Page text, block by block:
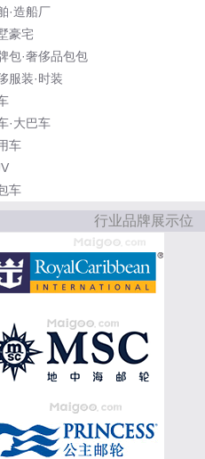
·造船厂
豪宅
包·奢侈品包包
服装·时装
·大巴车
车
车
行业品牌展示位